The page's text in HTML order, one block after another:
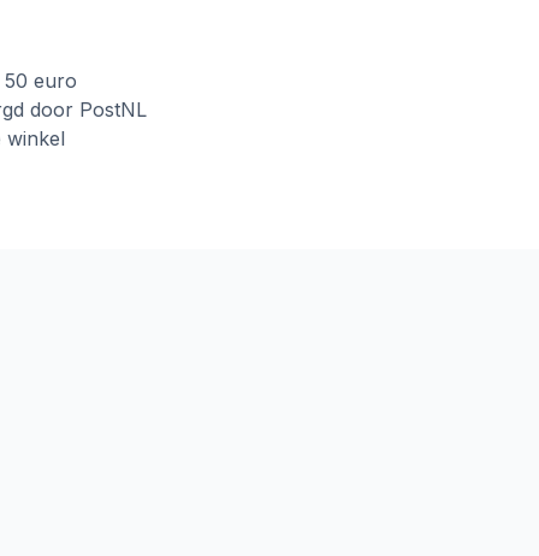
50 euro
door PostNL
winkel